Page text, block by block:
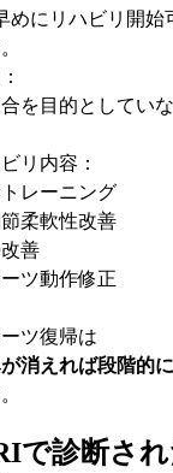
めにリハビリ開始
を目的としてい
リ内容：
レーニング
柔軟性改善
善
ツ動作修正
ツ復帰は
消えれば段階的
で診断さ